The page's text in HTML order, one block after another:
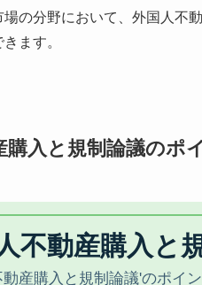
の分野において、外国人不
ます。
購入と規制論議のポ